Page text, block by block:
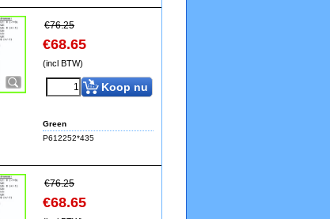
€76.25
€68.65
(incl BTW)
Koop nu
Green
P612252*435
€76.25
€68.65